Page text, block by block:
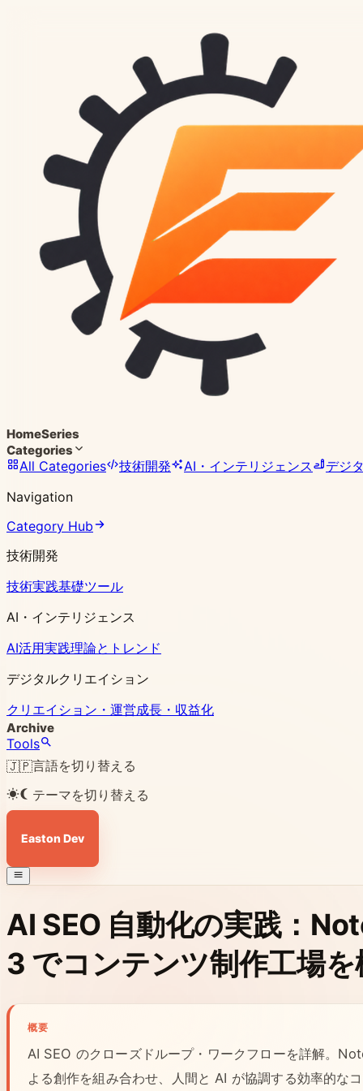
HomeSeries
Categories
All Categories 技術開発 AI・インテリジェンス
デジ
Navigation
Category Hub
技術開発
技術実践基礎ツール
AI・インテリジェンス
AI活用実践理論とトレンド
デジタルクリエイション
クリエイション・運営成長・収益化
Archive
Tools
🇯🇵言語を切り替える
テーマを切り替える
Easton Dev
AI SEO 自動化の実践：
3 でコンテンツ制作工場
概要
AI SEO のクローズドループ・ワークフローを詳解。
よる創作を組み合わせ、人間と AI が協調する効率的な